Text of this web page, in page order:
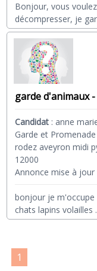
Bonjour, vous
décompresser, je
garde d'animaux
Candidat : anne
Garde et
rodez aveyron midi
12000
Annonce mise à jour
bonjour je m'occupe
chats lapins volailles
1